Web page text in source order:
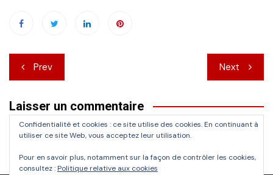
Navigation
de
l’article
Prev Next
Laisser un commentaire
Vous devezvous connecterpour publier un commentaire.
Confidentialité et cookies : ce site utilise des cookies. En continuant à
utiliser ce site Web, vous acceptez leur utilisation.
Pour en savoir plus, notamment sur la façon de contrôler les cookies,
consultez : Politique relative aux cookies